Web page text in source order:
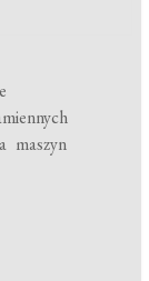
maszyn